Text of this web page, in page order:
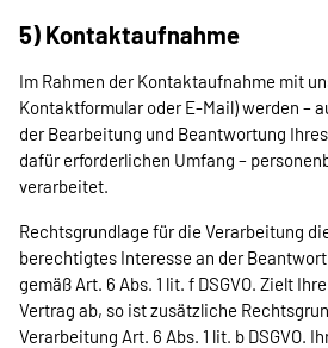
5) Kontaktaufnahme
Im Rahmen der Kontaktaufnahme mit
Kontaktformular oder E-Mail) werden –
der Bearbeitung und Beantwortung
dafür erforderlichen Umfang –
verarbeitet.
Rechtsgrundlage für die Verarbeitung
berechtigtes Interesse an der
gemäß Art. 6 Abs. 1 lit. f DSGVO. Zielt
Vertrag ab, so ist zusätzliche
Verarbeitung Art. 6 Abs. 1 lit. b DSGVO.